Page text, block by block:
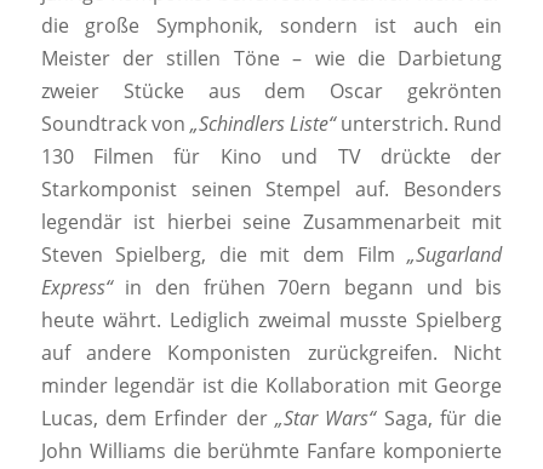
die große Symphonik, sondern ist auch ein
Meister der stillen Töne – wie die Darbietung
zweier Stücke aus dem Oscar gekrönten
Soundtrack von „Schindlers Liste“unterstrich. Rund
130 Filmen für Kino und TV drückte der
Starkomponist seinen Stempel auf. Besonders
legendär ist hierbei seine Zusammenarbeit mit
Steven Spielberg, die mit dem Film„Sugarland
Express“in den frühen 70ern begann und bis
heute währt. Lediglich zweimal musste Spielberg
auf andere Komponisten zurückgreifen. Nicht
minder legendär ist die Kollaboration mit George
Lucas, dem Erfinder der „Star Wars“Saga, für die
John Williams die berühmte Fanfare komponierte